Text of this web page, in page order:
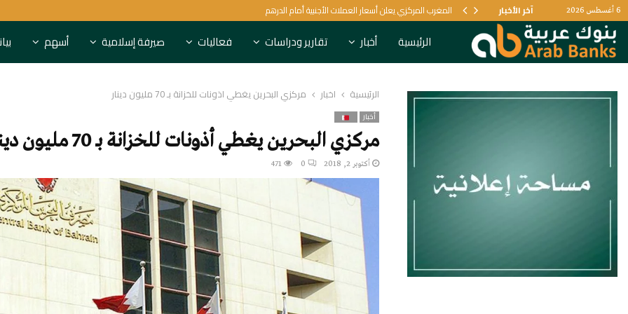
6 أغسطس 2026 آخر الأخبار المغرب المركزي يعلن أسعار العملات الأجنبية أمام الدرهم
الرئيسية أخبار تقارير ودراسات فعاليات صيرفة إسلامية أسهم
الرئيسية أخبار مركزي البحرين يغطي أذونات للخزانة بـ 70 مليون دينار
أخبار
مركزي البحرين يغطي أذونات للخزانة بـ 70 مليون دينار
أكتوبر 2, 2018 0
471